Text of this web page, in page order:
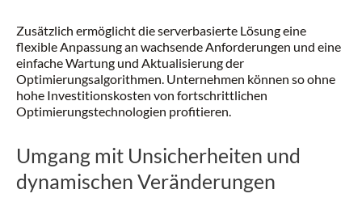
Zusätzlich ermöglicht die serverbasierte Lösung eine
flexible Anpassung an wachsende Anforderungen und eine
einfache Wartung und Aktualisierung der
Optimierungsalgorithmen. Unternehmen können so ohne
hohe Investitionskosten von fortschrittlichen
Optimierungstechnologien profitieren.
Umgang mit Unsicherheiten und
dynamischen Veränderungen